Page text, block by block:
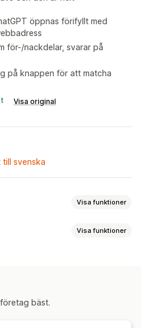
öppnas förifyllt med
för-/nackdelar, svarar på
på knappen för att matcha
Visa original
svenska
Visa funktioner
Visa funktioner
bäst.